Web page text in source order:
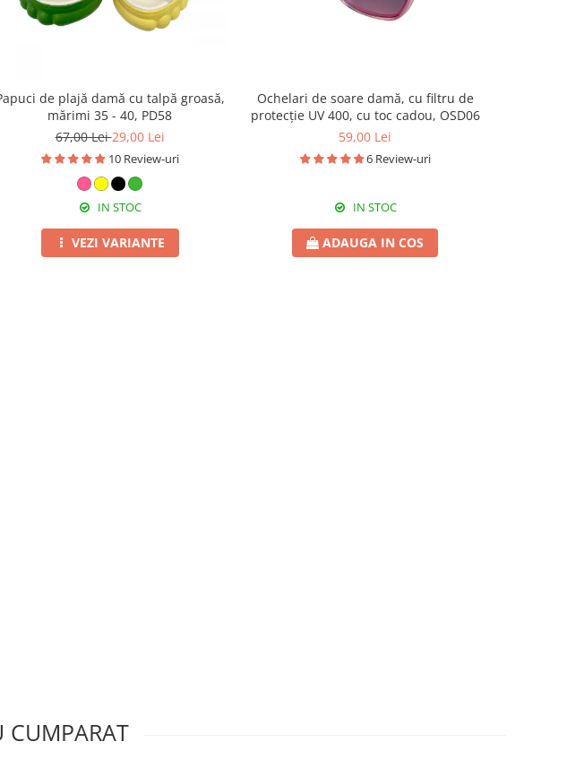
de plajă damă cu talpă groasă,
mărimi 35 - 40, PD58
67,00 Lei29,00 Lei
10 Review-uri
IN STOC
VEZI VARIANTE
Ochelari de soare damă, cu filtru de
protecție UV 400, cu toc cadou, OSD06
59,00 Lei
6 Review-uri
IN STOC
ADAUGA IN COS
CUMPARAT